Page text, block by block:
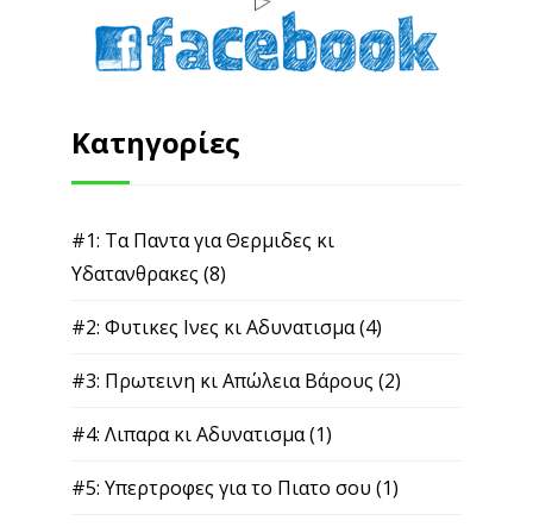
Κατηγορίες
#1: Τα Παντα για Θερμιδες κι
Υδατανθρακες (8)
#2: Φυτικες Ινες κι Αδυνατισμα(4)
#3: Πρωτεινη κι Απώλεια Βάρους (2)
#4: Λιπαρα κι Αδυνατισμα(1)
#5: Υπερτροφες για το Πιατο σου (1)